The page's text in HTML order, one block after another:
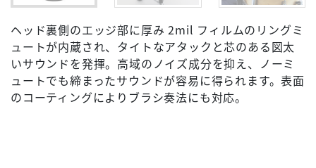
ヘッド裏側のエッジ部に厚み 2mil フィルムのリングミ
ュートが内蔵され、タイトなアタックと芯のある図太
いサウンドを発揮。高域のノイズ成分を抑え、ノーミ
ュートでも締まったサウンドが容易に得られます。表面
のコーティングによりブラシ奏法にも対応。